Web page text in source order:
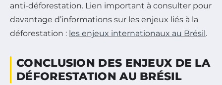
anti-déforestation. Lien important à consulter pour
davantage d’informations sur les enjeux liés à la
déforestation : les enjeux internationaux au Brésil.
CONCLUSION DES ENJEUX DE LA
DÉFORESTATION AU BRÉSIL